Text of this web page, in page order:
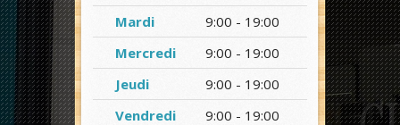
Mardi
9:00 - 19:00
Mercredi
9:00 - 19:00
Jeudi
9:00 - 19:00
Vendredi
9:00 - 19:00